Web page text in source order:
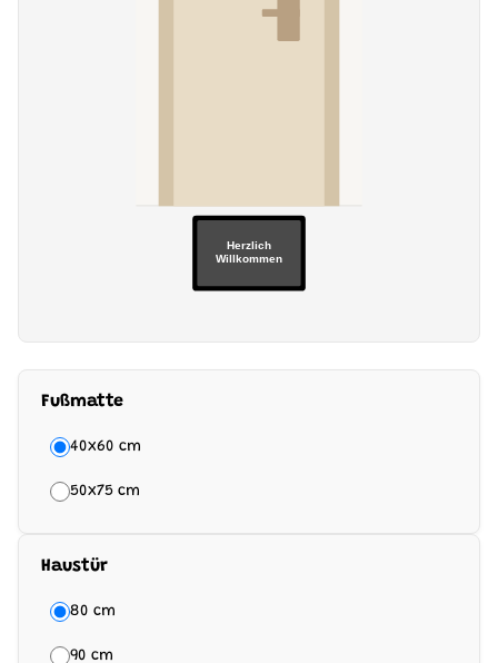
Fußmatte
40x60 cm
50x75 cm
Haustür
80 cm
90 cm
Herzlich
Willkommen